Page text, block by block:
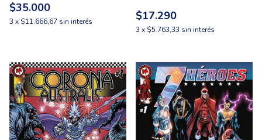
$35.000
3 x $11.666,67 sin interés $17.290
3 x $5.763,33 sin interés